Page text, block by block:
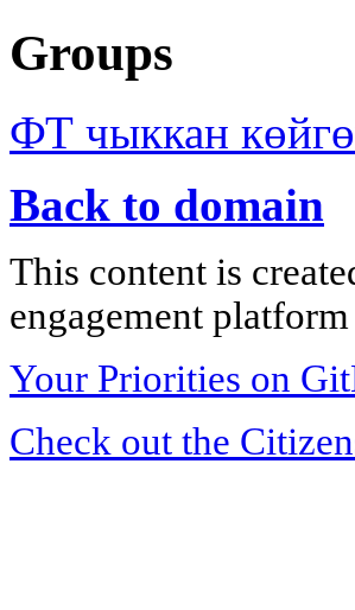
Groups
ФТ чыккан
Back to domain
This content is
engagement
Your Priorities on
Check out the